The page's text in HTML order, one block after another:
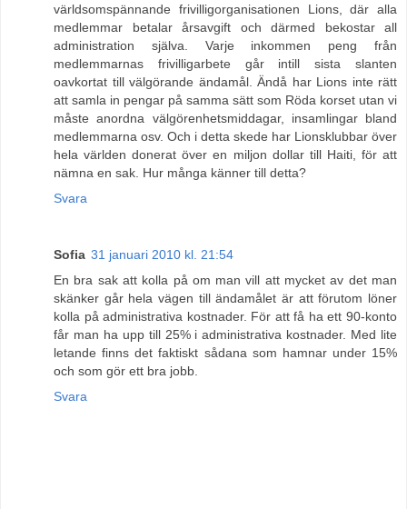
världsomspännande frivilligorganisationen Lions, där alla
medlemmar betalar årsavgift och därmed bekostar all
administration själva. Varje inkommen peng från
medlemmarnas frivilligarbete går intill sista slanten
oavkortat till välgörande ändamål. Ändå har Lions inte rätt
att samla in pengar på samma sätt som Röda korset utan vi
måste anordna välgörenhetsmiddagar, insamlingar bland
medlemmarna osv. Och i detta skede har Lionsklubbar över
hela världen donerat över en miljon dollar till Haiti, för att
nämna en sak. Hur många känner till detta?
Svara
Sofia 31 januari 2010 kl. 21:54
En bra sak att kolla på om man vill att mycket av det man
skänker går hela vägen till ändamålet är att förutom löner
kolla på administrativa kostnader. För att få ha ett 90-konto
får man ha upp till 25% i administrativa kostnader. Med lite
letande finns det faktiskt sådana som hamnar under 15%
och som gör ett bra jobb.
Svara